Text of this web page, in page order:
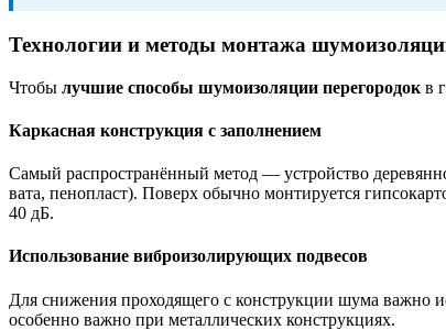
Технологии и методы монтажа
Чтобы лучшие способы шумоизоляции перегородок в
Каркасная конструкция с заполнением
Самый распространённый метод — устройство
вата, пенопласт). Поверх обычно монтируется
40 дБ.
Использование виброизолирующих подвесов
Для снижения проходящего с конструкции шума важно
особенно важно при металлических конструкциях.